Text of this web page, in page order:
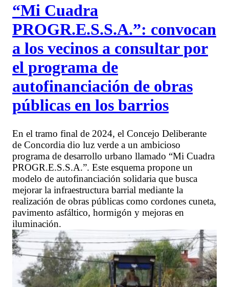
“Mi Cuadra
PROGR.E.S.S.A.”: convocan
a los vecinos a consultar por
el programa de
autofinanciación de obras
públicas en los barrios
En el tramo final de 2024, el Concejo Deliberante
de Concordia dio luz verde a un ambicioso
programa de desarrollo urbano llamado “Mi Cuadra
PROGR.E.S.S.A.”. Este esquema propone un
modelo de autofinanciación solidaria que busca
mejorar la infraestructura barrial mediante la
realización de obras públicas como cordones cuneta,
pavimento asfáltico, hormigón y mejoras en
iluminación.